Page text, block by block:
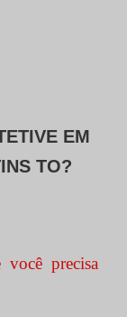
EM
TO?
precisa